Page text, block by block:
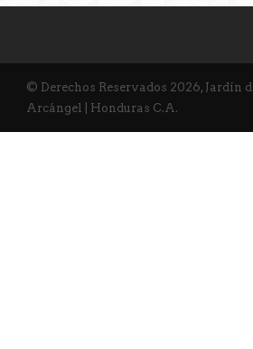
© Derechos Reservados 2026, Jardín
Arcángel | Honduras C.A.